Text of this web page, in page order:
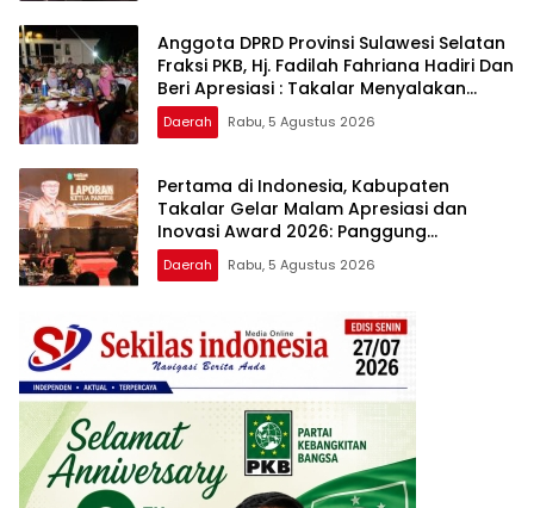
Anggota DPRD Provinsi Sulawesi Selatan
Fraksi PKB, Hj. Fadilah Fahriana Hadiri Dan
Beri Apresiasi : Takalar Menyalakan
Lentera Pengabdian Melalui Malam
Apresiasi dan Inovasi Award 2026
Daerah Rabu, 5 Agustus 2026
Pertama di Indonesia, Kabupaten
Takalar Gelar Malam Apresiasi dan
Inovasi Award 2026: Panggung
Penghargaan bagi Pelayan Publik
Berprestasi
Daerah Rabu, 5 Agustus 2026